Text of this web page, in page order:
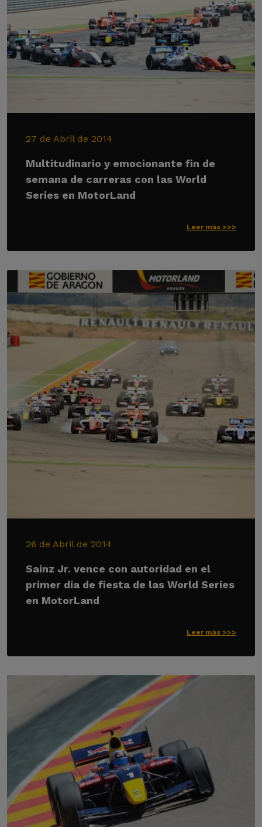
27 de Abril de 2014
Multitudinario y emocionante fin de
semana de carreras con las World
Series en MotorLand
Leer más >>>
26 de Abril de 2014
Sainz Jr. vence con autoridad en el
primer día de fiesta de las World Series
en MotorLand
Leer más >>>